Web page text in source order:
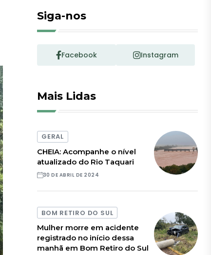
Siga-nos
Facebook Instagram
Mais Lidas
GERAL
CHEIA: Acompanhe o nível
atualizado do Rio Taquari
30 DE ABRIL DE 2024
BOM RETIRO DO SUL
Mulher morre em acidente
registrado no início dessa
manhã em Bom Retiro do Sul